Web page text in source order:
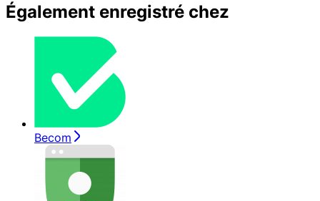
Également enregistré chez
Becom